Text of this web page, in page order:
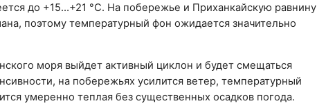
до +15…+21 °С. На побережье и Приханкайскую равнину
поэтому температурный фон ожидается значительно
моря выйдет активный циклон и будет смещаться
на побережьях усилится ветер, температурный
умеренно теплая без существенных осадков погода.